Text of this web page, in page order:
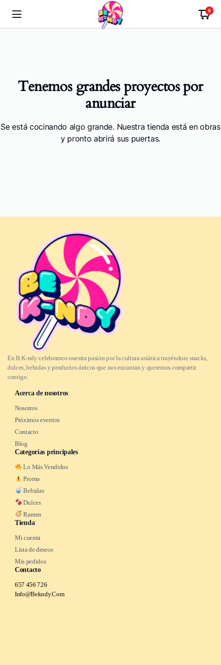
0
Tenemos grandes proyectos por
anunciar
Se está cocinando algo grande. Nuestra tienda está en obras
y pronto abrirá sus puertas.
En B K-ndy celebramos nuestra pasión por la cultura asiática trayéndote snacks,
dulces, bebidas y productos únicos que nos encantan y queremos compartir
contigo.
Acerca de nosotros
Nosotros
Próximos eventos
Contacto
Blog
Categorías principales
Lo Más Vendidos
Promo
Bebidas
Dulces
Ramen
Tienda
Mi cuenta
Lista de deseos
Mis pedidos
Contacto
657 456 726
Info@Bekndy.Com